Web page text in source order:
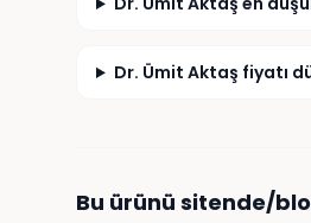
Dr. Ümit Aktaş fiyatı
Bu ürünü sitende/